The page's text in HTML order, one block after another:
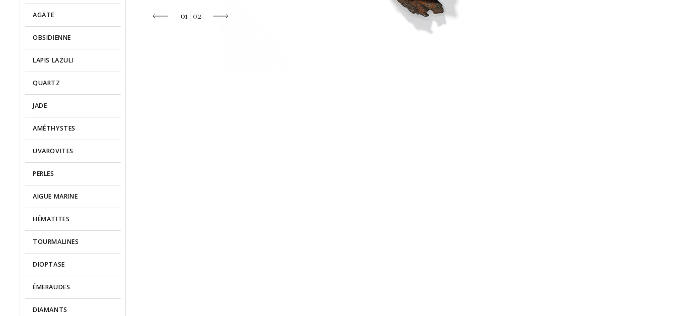
AGATE
OBSIDIENNE
LAPIS LAZULI
QUARTZ
JADE
AMÉTHYSTES
UVAROVITES
PERLES
AIGUE MARINE
HÉMATITES
TOURMALINES
DIOPTASE
ÉMERAUDES
DIAMANTS
01 02